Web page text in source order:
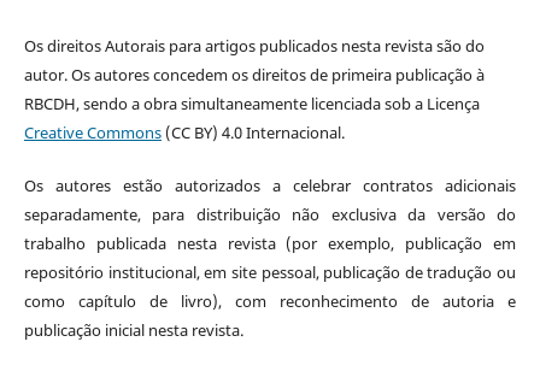
Os direitos Autorais para artigos publicados nesta revista são do
autor. Os autores concedem os direitos de primeira publicação à
RBCDH, sendo a obra simultaneamente licenciada sob a Licença
Creative Commons(CC BY) 4.0 Internacional.
Os autores estão autorizados a celebrar contratos adicionais
separadamente, para distribuição não exclusiva da versão do
trabalho publicada nesta revista (por exemplo, publicação em
repositório institucional, em site pessoal, publicação de tradução ou
como capítulo de livro), com reconhecimento de autoria e
publicação inicial nesta revista.